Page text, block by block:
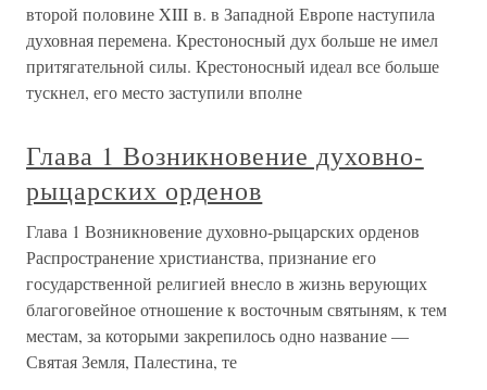
второй половине XIII в. в Западной Европе наступила
духовная перемена. Крестоносный дух больше не имел
притягательной силы. Крестоносный идеал все больше
тускнел, его место заступили вполне
Глава 1 Возникновение духовно-
рыцарских орденов
Глава 1 Возникновение духовно-рыцарских орденов
Распространение христианства, признание его
государственной религией внесло в жизнь верующих
благоговейное отношение к восточным святыням, к тем
местам, за которыми закрепилось одно название —
Святая Земля, Палестина, те